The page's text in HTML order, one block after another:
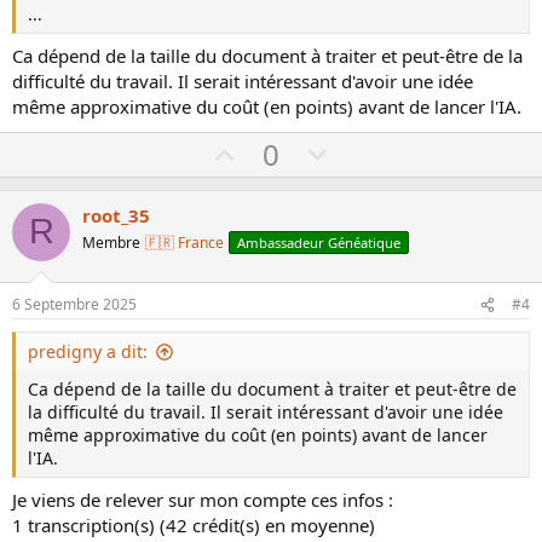
...
Ca dépend de la taille du document à traiter et peut-être de la
difficulté du travail. Il serait intéressant d'avoir une idée
même approximative du coût (en points) avant de lancer l'IA.
U
p
o
0
o
n
t
R root_35
Membre 🇫🇷 France Ambassadeur Généatique
6 Septembre 2025 #4
predigny a dit:
Ca dépend de la taille du document à traiter et peut-être de
la difficulté du travail. Il serait intéressant d'avoir une idée
même approximative du coût (en points) avant de lancer
l'IA.
Je viens de relever sur mon compte ces infos :
1 transcription(s) (42 crédit(s) en moyenne)